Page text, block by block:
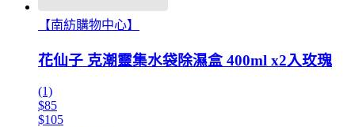
【南紡購物中心】
花仙子 克潮靈集水袋除濕盒 400ml x2入玫瑰
(1)
$85
$105